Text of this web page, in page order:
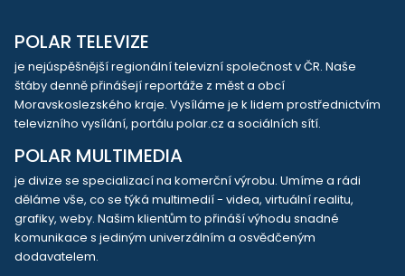
POLAR TELEVIZE
je nejúspěšnější regionální televizní společnost v ČR. Naše
štáby denně přinášejí reportáže z měst a obcí
Moravskoslezského kraje. Vysíláme je k lidem prostřednictvím
televizního vysílání, portálu polar.cz a sociálních sítí.
POLAR MULTIMEDIA
je divize se specializací na komerční výrobu. Umíme a rádi
děláme vše, co se týká multimedií - videa, virtuální realitu,
grafiky, weby. Našim klientům to přináší výhodu snadné
komunikace s jediným univerzálním a osvědčeným
dodavatelem.